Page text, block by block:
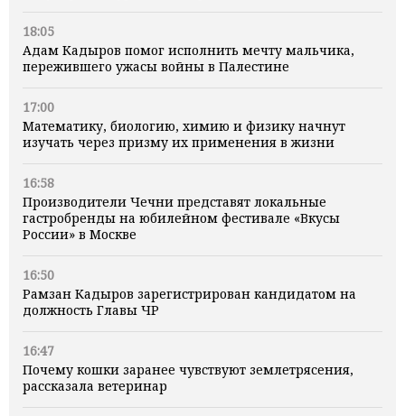
18:05
Адам Кадыров помог исполнить мечту мальчика,
пережившего ужасы войны в Палестине
17:00
Математику, биологию, химию и физику начнут
изучать через призму их применения в жизни
16:58
Производители Чечни представят локальные
гастробренды на юбилейном фестивале «Вкусы
России» в Москве
16:50
Рамзан Кадыров зарегистрирован кандидатом на
должность Главы ЧР
16:47
Почему кошки заранее чувствуют землетрясения,
рассказала ветеринар